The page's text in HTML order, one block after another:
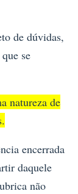
de dúvidas,
se
natureza de
encerrada
daquele
não